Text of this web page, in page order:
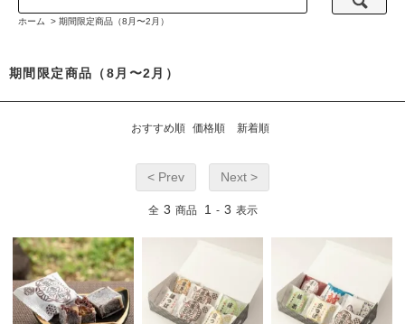
ホーム > 期間限定商品（8月〜2月）
期間限定商品（8月〜2月）
おすすめ順 価格順 新着順
< Prev Next >
全 3 商品 1 - 3 表示